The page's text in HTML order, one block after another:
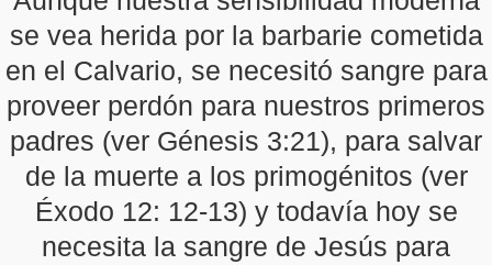
se vea herida por la barbarie cometida
en el Calvario, se necesitó sangre para
proveer perdón para nuestros primeros
padres (ver Génesis 3:21), para salvar
de la muerte a los primogénitos (ver
Éxodo 12: 12-13) y todavía hoy se
necesita la sangre de Jesús para